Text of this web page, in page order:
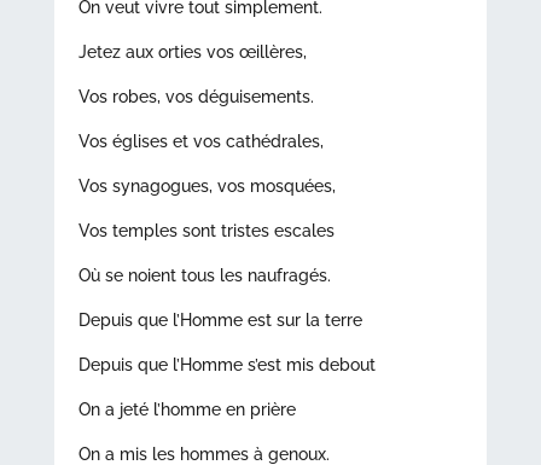
On veut vivre tout simplement.
Jetez aux orties vos œillères,
Vos robes, vos déguisements.
Vos églises et vos cathédrales,
Vos synagogues, vos mosquées,
Vos temples sont tristes escales
Où se noient tous les naufragés.
Depuis que l’Homme est sur la terre
Depuis que l’Homme s’est mis debout
On a jeté l’homme en prière
On a mis les hommes à genoux.